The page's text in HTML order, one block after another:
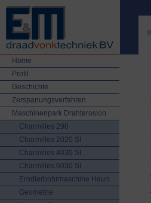
Home
Profil
Geschichte
Zerspanungsverfahren
Maschinenpark Drahterosion
Charmilles 290
Charmilles 2020 SI
Charmilles 4030 SI
Charmilles 6030 SI
Erodierbohrmaschine Heun
Geometrie